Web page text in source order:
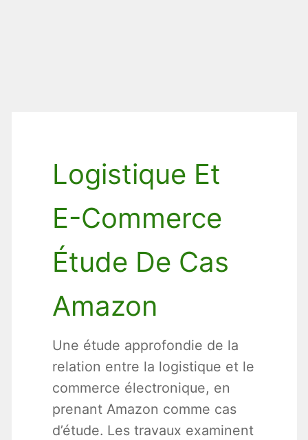
Logistique Et
E-Commerce
Étude De Cas
Amazon
Une étude approfondie de la
relation entre la logistique et le
commerce électronique, en
prenant Amazon comme cas
d’étude. Les travaux examinent